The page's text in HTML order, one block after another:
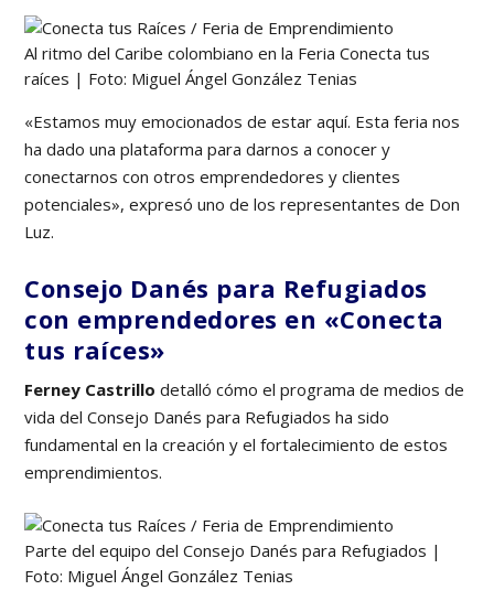
Al ritmo del Caribe colombiano en la Feria Conecta tus
raíces | Foto: Miguel Ángel González Tenias
«Estamos muy emocionados de estar aquí. Esta feria nos
ha dado una plataforma para darnos a conocer y
conectarnos con otros emprendedores y clientes
potenciales», expresó uno de los representantes de Don
Luz.
Consejo Danés para Refugiados
con emprendedores en «Conecta
tus raíces»
Ferney Castrillo detalló cómo el programa de medios de
vida del Consejo Danés para Refugiados ha sido
fundamental en la creación y el fortalecimiento de estos
emprendimientos.
Parte del equipo del Consejo Danés para Refugiados |
Foto: Miguel Ángel González Tenias